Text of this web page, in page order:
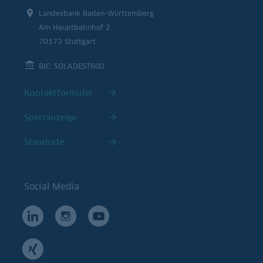
Landesbank Baden-Württemberg
Am Hauptbahnhof 2
70173 Stuttgart
BIC: SOLADEST600
Kontaktformular
Sperranzeige
Standorte
Social Media